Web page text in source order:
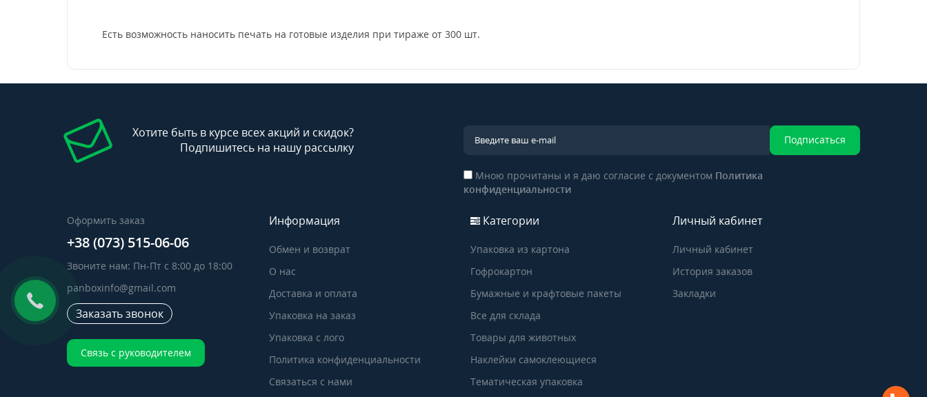
Есть возможность наносить печать на готовые изделия при тираже от 300 шт.
Хотите быть в курсе всех акций и скидок?
Подпишитесь на нашу рассылку
Подписаться
Мною прочитаны и я даю согласие с документом Политика
конфиденциальности
Оформить заказ
+38 (073) 515-06-06
Звоните нам: Пн-Пт с 8:00 до 18:00
panboxinfo@gmail.com
Заказать звонок
Связь с руководителем
Информация
Обмен и возврат
О нас
Доставка и оплата
Упаковка на заказ
Упаковка с лого
Политика конфиденциальности
Связаться с нами
Категории
Упаковка из картона
Гофрокартон
Бумажные и крафтовые пакеты
Все для склада
Товары для животных
Наклейки самоклеющиеся
Тематическая упаковка
Личный кабинет
Личный кабинет
История заказов
Закладки